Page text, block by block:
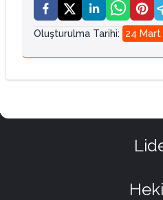
Oluşturulma Tarihi: 24 Mart